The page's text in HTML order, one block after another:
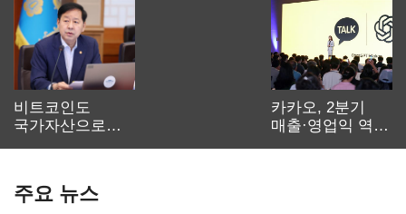
비트코인도
국가자산으로…'
카카오, 2분기
매출·영업익 역대
주요 뉴스